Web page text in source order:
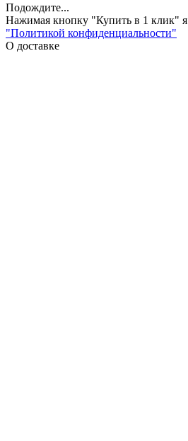
Подождите...
Нажимая кнопку "Купить в 1 клик" я
"Политикой конфиденциальности"
О доставке